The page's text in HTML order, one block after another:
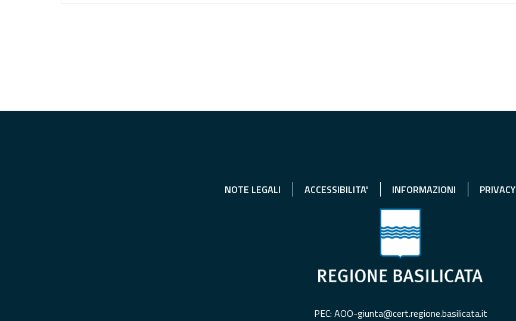
NOTE LEGALI ACCESSIBILITA' INFORMAZIONI PRIVACY
PEC: AOO-giunta@cert.regione.basilicata.it